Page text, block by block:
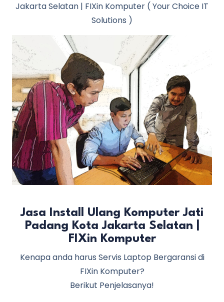
Jakarta Selatan | FIXin Komputer ( Your Choice IT
Solutions )
Jasa Install Ulang Komputer Jati
Padang Kota Jakarta Selatan |
FIXin Komputer
Kenapa anda harus Servis Laptop Bergaransi di
FIXin Komputer?
Berikut Penjelasanya!